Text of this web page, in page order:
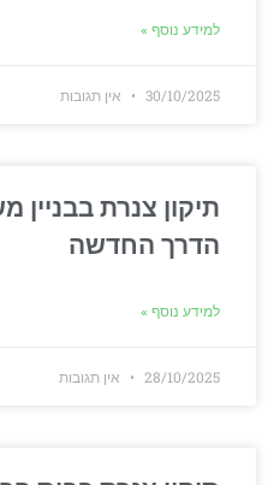
למידע נוסף »
30/10/2025 אין תגובות
תיקון צנרת
הדרך החדשה
למידע נוסף »
28/10/2025 אין תגובות